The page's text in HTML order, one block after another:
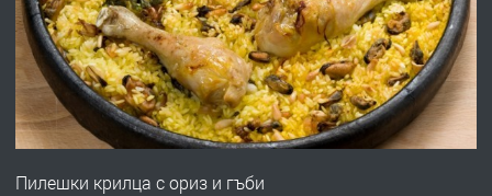
преди 2 дни
ПРЕДЛАГА
№4120 Магазин/Офис под наем в кв.
градската градина!
Пилешки крилца с ориз и гъби